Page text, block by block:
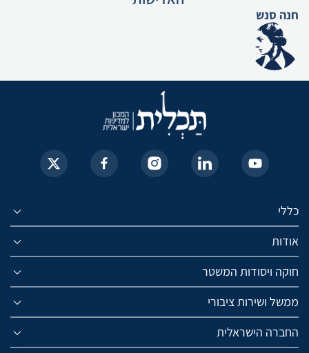
חנה סנש
כללי
אודות
חוקה ויסודות המשטר
ממשל ושירות ציבורי
החברה הישראלית